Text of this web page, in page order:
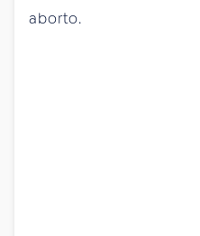
aborto.